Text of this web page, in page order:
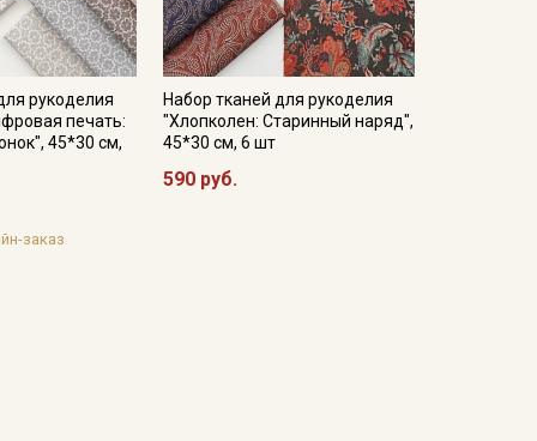
рукоделия
печать:
45*30 см,
заказ
Набор тканей для рукоделия
"Хлопколен: Старинный наряд",
45*30 см, 6 шт
590 руб.